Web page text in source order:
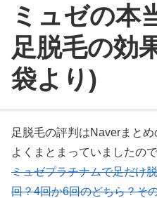
ミュゼの
足脱毛の効
袋より)
足脱毛の評判はNaverまと
よくまとまっていましたの
ミュゼプラチナムで足だけ
回？4回か6回のどちら？そ